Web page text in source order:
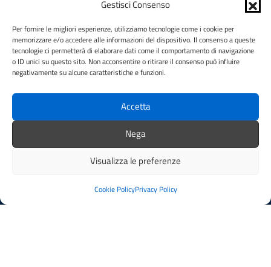
Gestisci Consenso
Per fornire le migliori esperienze, utilizziamo tecnologie come i cookie per
memorizzare e/o accedere alle informazioni del dispositivo. Il consenso a queste
tecnologie ci permetterà di elaborare dati come il comportamento di navigazione
o ID unici su questo sito. Non acconsentire o ritirare il consenso può influire
negativamente su alcune caratteristiche e funzioni.
Accetta
Nega
Visualizza le preferenze
Cookie PolicyPrivacy Policy
Segnalazione disservizio
Whistleblowing
Amministrazione trasparente
Amministrazione trasparente fino al 29/10/2024
Cookie Policy
Dichiarazione di accessibilità